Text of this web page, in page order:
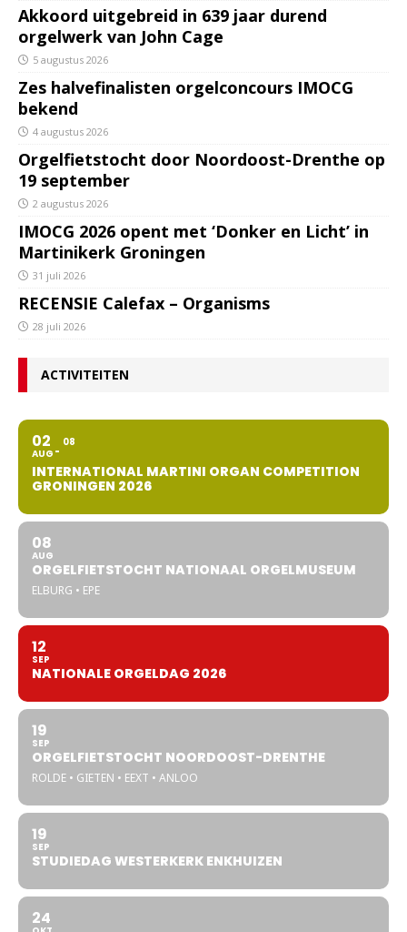
Akkoord uitgebreid in 639 jaar durend
orgelwerk van John Cage
5 augustus 2026
Zes halvefinalisten orgelconcours IMOCG
bekend
4 augustus 2026
Orgelfietstocht door Noordoost-Drenthe op
19 september
2 augustus 2026
IMOCG 2026 opent met ‘Donker en Licht’ in
Martinikerk Groningen
31 juli 2026
RECENSIE Calefax – Organisms
28 juli 2026
ACTIVITEITEN
02
AUG
08
INTERNATIONAL MARTINI ORGAN COMPETITION
GRONINGEN 2026
08
AUG
ORGELFIETSTOCHT NATIONAAL ORGELMUSEUM
ELBURG • EPE
12
SEP
NATIONALE ORGELDAG 2026
19
SEP
ORGELFIETSTOCHT NOORDOOST-DRENTHE
ROLDE • GIETEN • EEXT • ANLOO
19
SEP
STUDIEDAG WESTERKERK ENKHUIZEN
24